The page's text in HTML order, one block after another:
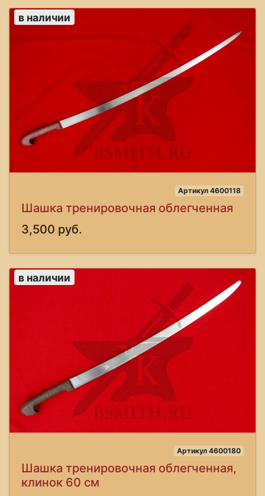
в наличии
Артикул 4600118
Шашка тренировочная облегченная
3,500 руб.
в наличии
Артикул 4600180
Шашка тренировочная облегченная,
клинок 60 см